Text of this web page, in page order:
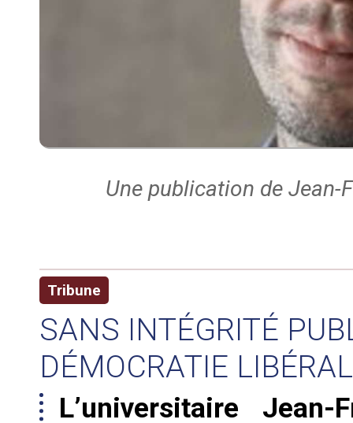
Une publication de Jean-
Tribune
SANS INTÉGRITÉ
DÉMOCRATIE
L’universitaire